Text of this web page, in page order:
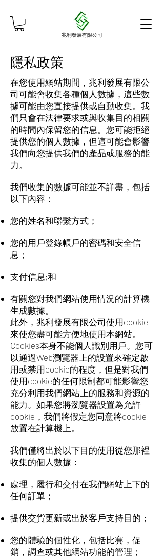
兆利發展有限公司
隱私政策
在您使用網站期間，兆利發展有限公
司可能會收集各種個人數據，這些數
據可能由您直接提供或自動收集。我
們只會在法律要求或與收集目的相關
的時間內保留您的信息。您可能拒絕
提供您的個人數據，但這可能會影響
我們向您提供我們的產品或服務的能
力。
我們收集的數據可能並不詳盡，包括
以下內容：
您的姓名和聯繫方式；
您的用戶登錄帳戶的密碼和安全信
息；
支付信息;和
有關您對我們網站使用情況的計算機
生成數據。
此外，兆利發展有限公司使用cookie
來使您盡可能方便地使用本網站。
Cookies本身不能個人識別用戶。您可
以通過Web瀏覽器上的設置來確定啟
用或禁用cookie的程度，但是對我們
使用cookie的任何限制都可能影響您
充分利用我們網站上的服務和資源的
能力。如果您將瀏覽器設置為允許
cookie，我們將假定您同意將cookie
放置在計算機上。
我們僅將出於以下目的使用從您那裡
收集的個人數據：
處理，履行和交付在我們網站上下的
任何訂單；
提供交貨更新或出於客戶支持目的；
您的體驗的個性化，包括比賽，促
銷，調查或其他網站功能的管理；